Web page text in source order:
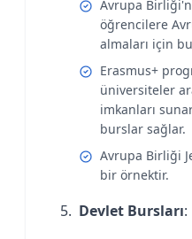
Avrupa
öğrencilere
almaları için
Erasmus+
üniversiteler
imkanları
burslar sağlar.
Avrupa Birliği
bir örnektir.
Devlet Bursları: